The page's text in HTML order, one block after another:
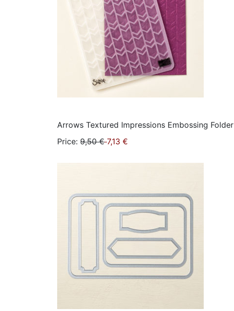
Arrows Textured Impressions Embossing Folder
Price: 9,50 € 7,13 €